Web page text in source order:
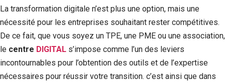
La transformation digitale n’est plus une option, mais une
nécessité pour les entreprises souhaitant rester compétitives.
De ce fait, que vous soyez un TPE, une PME ou une association,
le centre DIGITAL s’impose comme l’un des leviers
incontournables pour l’obtention des outils et de l’expertise
nécessaires pour réussir votre transition. c’est ainsi que dans